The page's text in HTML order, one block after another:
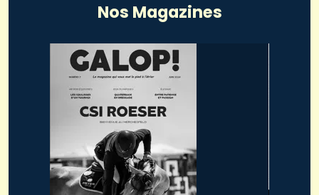
Nos Magazines